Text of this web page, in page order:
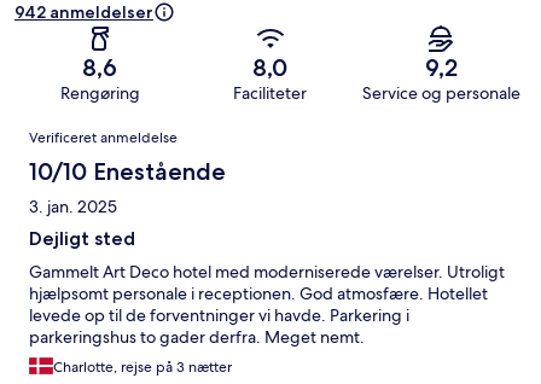
942 anmeldelser
8,6
Rengøring
8,0
Faciliteter
9,2
Service og personale
Anmeldelser
Verificeret anmeldelse
10/10 Enestående
3. jan. 2025
Dejligt sted
Gammelt Art Deco hotel med moderniserede værelser. Utroligt
hjælpsomt personale i receptionen. God atmosfære. Hotellet
levede op til de forventninger vi havde. Parkering i
parkeringshus to gader derfra. Meget nemt.
Charlotte, rejse på 3 nætter